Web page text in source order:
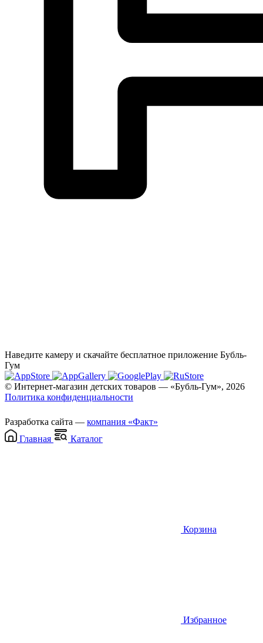
Наведите камеру и скачайте бесплатное приложение Бубль-
Гум
© Интернет-магазин детских товаров — «Бубль-Гум», 2026
Политика конфиденциальности
Разработка сайта — компания «Факт»
Главная
Каталог
Корзина
Избранное